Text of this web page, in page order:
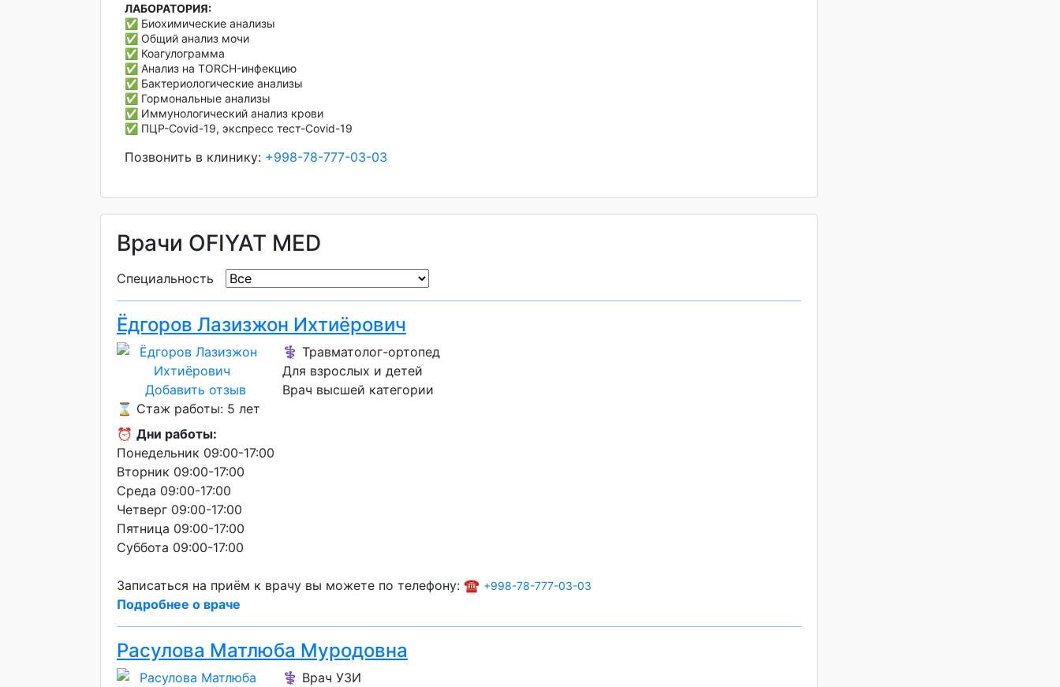
ЛАБОРАТОРИЯ:
✅ Биохимические анализы
✅ Общий анализ мочи
✅ Коагулограмма
✅ Анализ на TORCH-инфекцию
✅ Бактериологические анализы
✅ Гормональные анализы
✅ Иммунологический анализ крови
✅ ПЦР-Covid-19, экспресс тест-Сovid-19
Позвонить в клинику: +998-78-777-03-03
Врачи OFIYAT MED
Специальность
Ёдгоров Лазизжон Ихтиёрович
Добавить отзыв
⚕️ Травматолог-ортопед
Для взрослых и детей
Врач высшей категории
⌛ Стаж работы: 5 лет
⏰ Дни работы:
Понедельник 09:00-17:00
Вторник 09:00-17:00
Среда 09:00-17:00
Четверг 09:00-17:00
Пятница 09:00-17:00
Суббота 09:00-17:00
Записаться на приём к врачу вы можете по телефону: ☎️ +998-78-777-03-03
Подробнее о враче
Расулова Матлюба Муродовна
⚕️ Врач УЗИ